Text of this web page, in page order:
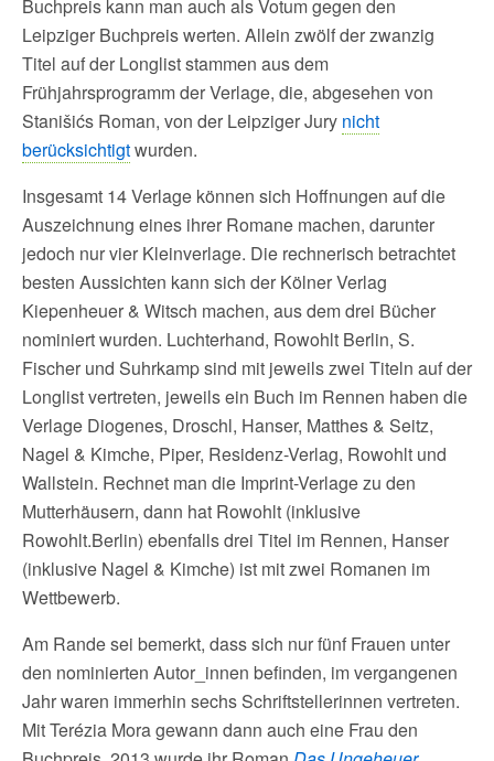
Buchpreis kann man auch als Votum gegen den
Leipziger Buchpreis werten. Allein zwölf der zwanzig
Titel auf der Longlist stammen aus dem
Frühjahrsprogramm der Verlage, die, abgesehen von
Stanišićs Roman, von der Leipziger Jury nicht
berücksichtigtwurden.
Insgesamt 14 Verlage können sich Hoffnungen auf die
Auszeichnung eines ihrer Romane machen, darunter
jedoch nur vier Kleinverlage. Die rechnerisch betrachtet
besten Aussichten kann sich der Kölner Verlag
Kiepenheuer & Witsch machen, aus dem drei Bücher
nominiert wurden. Luchterhand, Rowohlt Berlin, S.
Fischer und Suhrkamp sind mit jeweils zwei Titeln auf der
Longlist vertreten, jeweils ein Buch im Rennen haben die
Verlage Diogenes, Droschl, Hanser, Matthes & Seitz,
Nagel & Kimche, Piper, Residenz-Verlag, Rowohlt und
Wallstein. Rechnet man die Imprint-Verlage zu den
Mutterhäusern, dann hat Rowohlt (inklusive
Rowohlt.Berlin) ebenfalls drei Titel im Rennen, Hanser
(inklusive Nagel & Kimche) ist mit zwei Romanen im
Wettbewerb.
Am Rande sei bemerkt, dass sich nur fünf Frauen unter
den nominierten Autor_innen befinden, im vergangenen
Jahr waren immerhin sechs Schriftstellerinnen vertreten.
Mit Terézia Mora gewann dann auch eine Frau den